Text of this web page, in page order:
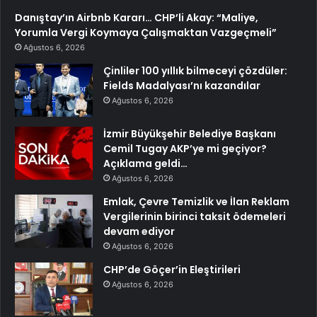
Danıştay’ın Airbnb Kararı… CHP’li Akay: “Maliye,
Yorumla Vergi Koymaya Çalışmaktan Vazgeçmeli”
Ağustos 6, 2026
Çinliler 100 yıllık bilmeceyi çözdüler:
Fields Madalyası’nı kazandılar
Ağustos 6, 2026
İzmir Büyükşehir Belediye Başkanı
Cemil Tugay AKP’ye mi geçiyor?
Açıklama geldi…
Ağustos 6, 2026
Emlak, Çevre Temizlik ve İlan Reklam
Vergilerinin birinci taksit ödemeleri
devam ediyor
Ağustos 6, 2026
CHP’de Göçer’in Eleştirileri
Ağustos 6, 2026